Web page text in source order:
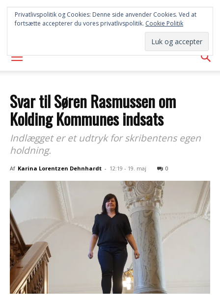
SYD
AVISEN
Svar til Søren Rasmussen om
Kolding Kommunes indsats
Indlægget er et udtryk for skribentens egen
holdning.
Af Karina Lorentzen Dehnhardt - 12:19 - 19. maj 0
Privatlivspolitik og Cookies: Denne side anvender Cookies. Ved at
fortsætte accepterer du vores privatlivspolitik. Cookie Politik